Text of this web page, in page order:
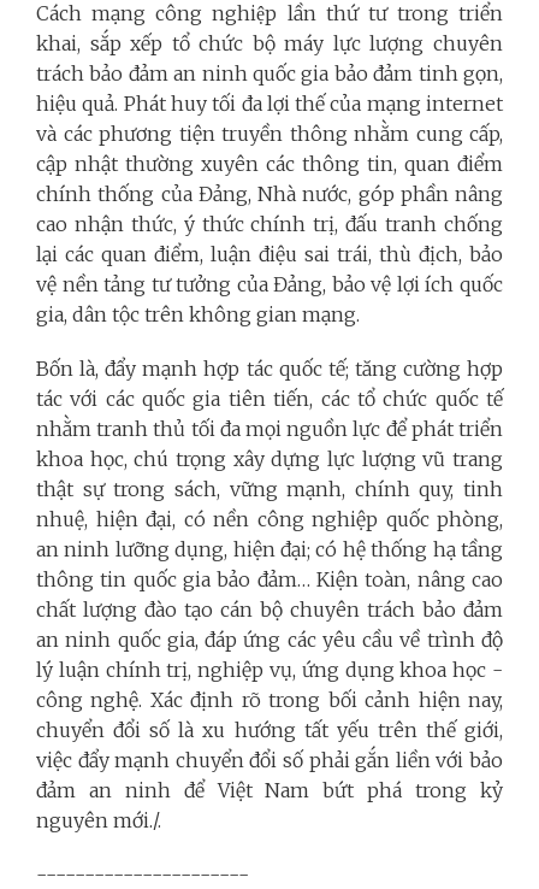
Cách mạng công nghiệp lần thứ tư trong triển
khai, sắp xếp tổ chức bộ máy lực lượng chuyên
trách bảo đảm an ninh quốc gia bảo đảm tinh gọn,
hiệu quả. Phát huy tối đa lợi thế của mạng internet
và các phương tiện truyền thông nhằm cung cấp,
cập nhật thường xuyên các thông tin, quan điểm
chính thống của Đảng, Nhà nước, góp phần nâng
cao nhận thức, ý thức chính trị, đấu tranh chống
lại các quan điểm, luận điệu sai trái, thù địch, bảo
vệ nền tảng tư tưởng của Đảng, bảo vệ lợi ích quốc
gia, dân tộc trên không gian mạng.
Bốn là, đẩy mạnh hợp tác quốc tế; tăng cường hợp
tác với các quốc gia tiên tiến, các tổ chức quốc tế
nhằm tranh thủ tối đa mọi nguồn lực để phát triển
khoa học, chú trọng xây dựng lực lượng vũ trang
thật sự trong sách, vững mạnh, chính quy, tinh
nhuệ, hiện đại, có nền công nghiệp quốc phòng,
an ninh lưỡng dụng, hiện đại; có hệ thống hạ tầng
thông tin quốc gia bảo đảm… Kiện toàn, nâng cao
chất lượng đào tạo cán bộ chuyên trách bảo đảm
an ninh quốc gia, đáp ứng các yêu cầu về trình độ
lý luận chính trị, nghiệp vụ, ứng dụng khoa học -
công nghệ. Xác định rõ trong bối cảnh hiện nay,
chuyển đổi số là xu hướng tất yếu trên thế giới,
việc đẩy mạnh chuyển đổi số phải gắn liền với bảo
đảm an ninh để Việt Nam bứt phá trong kỷ
nguyên mới./.
----------------------